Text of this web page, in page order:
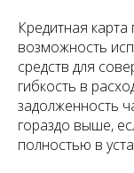
Кредитная карта
возможность
средств для
гибкость в
задолженность
гораздо выше,
полностью в